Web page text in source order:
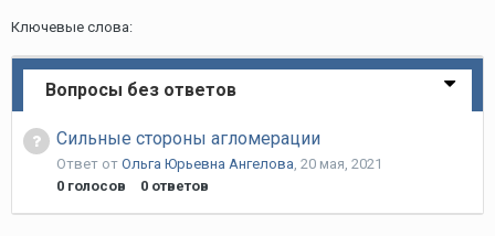
Ключевые слова:
Вопросы без ответов
Cильные стороны агломерации
Ответ от Ольга Юрьевна Ангелова, 20 мая, 2021
0 голосов 0 ответов